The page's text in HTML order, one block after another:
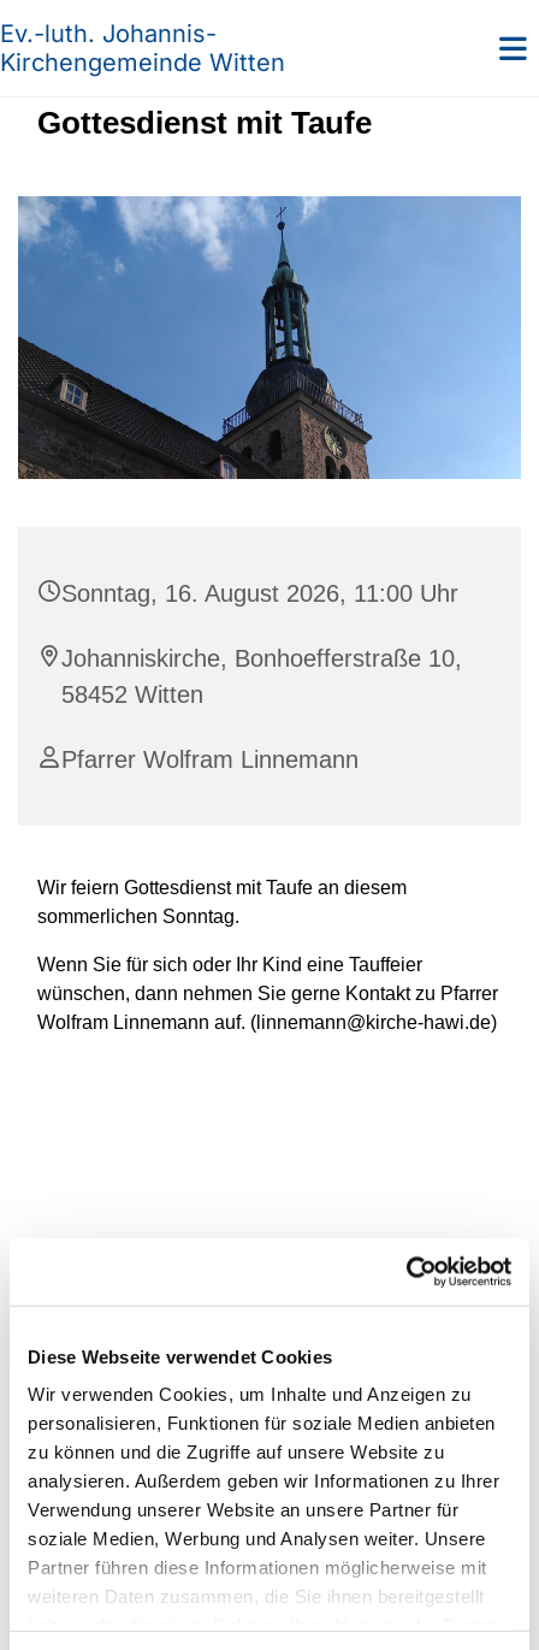
Diese Webseite verwendet Cookies
Wir verwenden Cookies, um Inhalte und Anzeigen zu
personalisieren, Funktionen für soziale Medien anbieten
zu können und die Zugriffe auf unsere Website zu
analysieren. Außerdem geben wir Informationen zu Ihrer
Verwendung unserer Website an unsere Partner für
soziale Medien, Werbung und Analysen weiter. Unsere
Partner führen diese Informationen möglicherweise mit
weiteren Daten zusammen, die Sie ihnen bereitgestellt
Ev.-luth. Johannis-
Kirchengemeinde Witten
Gottesdienst mit Taufe
Sonntag, 16. August 2026, 11:00 Uhr
Johanniskirche, Bonhoefferstraße 10,
58452 Witten
Pfarrer Wolfram Linnemann
Wir feiern Gottesdienst mit Taufe an diesem
sommerlichen Sonntag.
Wenn Sie für sich oder Ihr Kind eine Tauffeier
wünschen, dann nehmen Sie gerne Kontakt zu Pfarrer
Wolfram Linnemann auf. (linnemann@kirche-hawi.de)
Dies könnte Sie auch
interessieren